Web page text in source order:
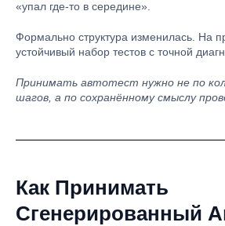
«упал где-то в середине».
Формально структура изменилась. На
устойчивый набор тестов с точной
Принимать автотест нужно не по
шагов, а по сохранённому смыслу
Как Принимать
Сгенерированный